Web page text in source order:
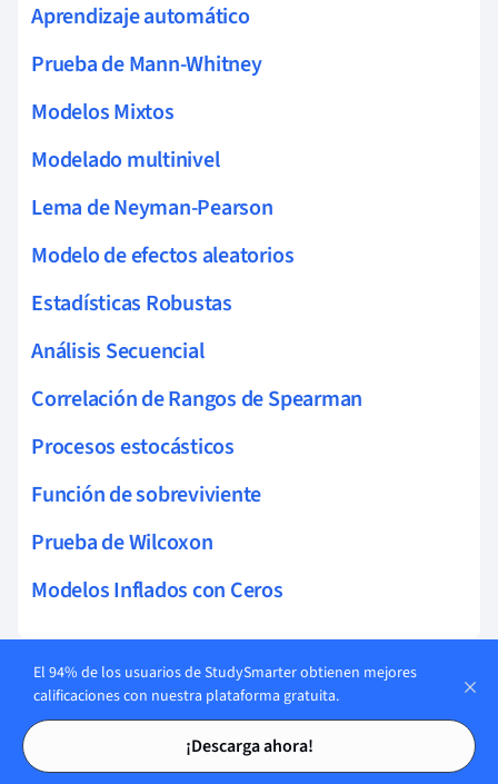
Tarjetas de estudio
Tarjetas de estudio
Aprendizaje automático
Prueba de Mann-Whitney
Modelos Mixtos
Modelado multinivel
Lema de Neyman-Pearson
Modelo de efectos aleatorios
Estadísticas Robustas
Análisis Secuencial
Correlación de Rangos de Spearman
Procesos estocásticos
Función de sobreviviente
Prueba de Wilcoxon
Modelos Inflados con Ceros
Tarjetas en
Proporciones
7
El 94% de los usuarios de StudySmarter obtienen mejores
calificaciones con nuestra plataforma gratuita.
¡Descarga ahora!